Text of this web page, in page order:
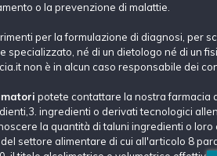
o la prevenzione di malattie.
per la formulazione di diagnosi, per
né di un dietologo né di un
non è in alcun caso responsabile dei
potete contattare la nostra farmacia
ingredienti o derivati tecnologici
la quantità di taluni ingredienti o
settore alimentare di cui all'articolo 8